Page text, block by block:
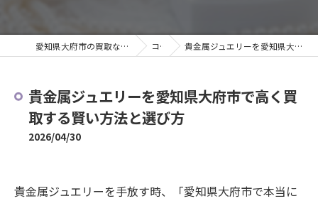
愛知県大府市の買取なら買取大吉 大府共栄町3丁目店 コラム 貴金属ジュエリーを愛知県大府市で高く買取する賢い方法と選び方
貴金属ジュエリーを愛知県大府市で高く買
取する賢い方法と選び方
2026/04/30
貴金属ジュエリーを手放す時、「愛知県大府市で本当に